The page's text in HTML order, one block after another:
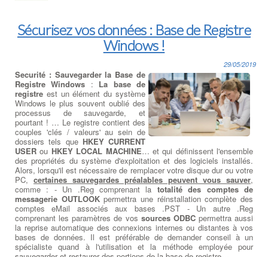
Sécurisez vos données : Base de Registre
Windows !
29/05/2019
Securité : Sauvegarder la Base de
Registre Windows : La base de
registre est un élément du système
Windows le plus souvent oublié des
processus de sauvegarde, et
pourtant ! … Le registre contient des
couples 'clés / valeurs' au sein de
dossiers tels que HKEY CURRENT
USER ou HKEY LOCAL MACHINE… et qui définissent l'ensemble
des propriétés du système d'exploitation et des logiciels installés.
Alors, lorsqu'il est nécessaire de remplacer votre disque dur ou votre
PC, certaines sauvegardes préalables peuvent vous sauver,
comme : - Un .Reg comprenant la totalité des comptes de
messagerie OUTLOOKpermettra une réinstallation complète des
comptes eMail associés aux bases .PST - Un autre .Reg
comprenant les paramètres de vos sources ODBCpermettra aussi
la reprise automatique des connexions internes ou distantes à vos
bases de données. Il est préférable de demander conseil à un
spécialiste quand à l'utilisation et la méthode employée pour